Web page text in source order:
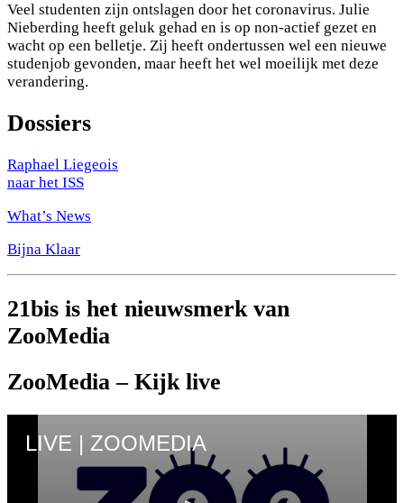
Veel studenten zijn ontslagen door het coronavirus. Julie
Nieberding heeft geluk gehad en is op non-actief gezet en
wacht op een belletje. Zij heeft ondertussen wel een nieuwe
studenjob gevonden, maar heeft het wel moeilijk met deze
verandering.
Dossiers
Raphael Liegeois
naar het ISS
What’s News
Bijna Klaar
21bis is het nieuwsmerk van
ZooMedia
ZooMedia – Kijk live